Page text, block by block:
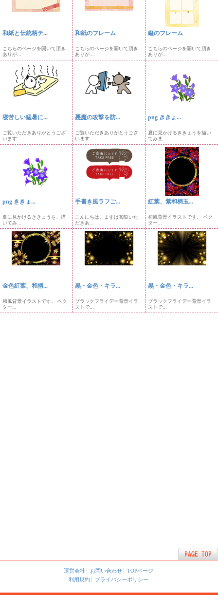
和紙と伝統柄テ...
こちらのページを開いて頂き
ありが...
和紙のフレーム
こちらのページを開いて頂き
ありが...
縦のフレーム
こちらのページを開いて頂き
ありが...
寝苦しい猛暑に...
ご覧いただきありがとうござ
います...
悪魔の攻撃を防...
ご覧いただきありがとうござ
います...
png ききょ...
夏に見かけるききょうを描い
てみま...
png ききょ...
夏に見かけるききょうを、描
いてみ...
手書き風ラフご...
こんにちは。まずは閲覧いた
だきあ...
紅葉、紫和柄玉...
和風背景イラストです。 ベク
ター...
金色紅葉、和柄...
和風背景イラストです。 ベク
ター...
黒・金色・キラ...
ブラックフライデー背景イラ
ストで...
黒・金色・キラ...
ブラックフライデー背景イラ
ストで...
運営会社 お問い合わせ
TOPページ
利用規約
プライバシーポリシー